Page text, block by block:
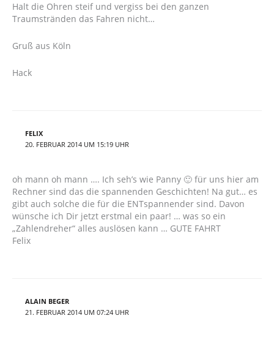
Halt die Ohren steif und vergiss bei den ganzen
Traumstränden das Fahren nicht…
Gruß aus Köln
Hack
FELIX
20. FEBRUAR 2014 UM 15:19 UHR
oh mann oh mann …. Ich seh’s wie Panny 🙂 für uns hier am
Rechner sind das die spannenden Geschichten! Na gut… es
gibt auch solche die für die ENTspannender sind. Davon
wünsche ich Dir jetzt erstmal ein paar! … was so ein
„Zahlendreher“ alles auslösen kann … GUTE FAHRT
Felix
ALAIN BEGER
21. FEBRUAR 2014 UM 07:24 UHR